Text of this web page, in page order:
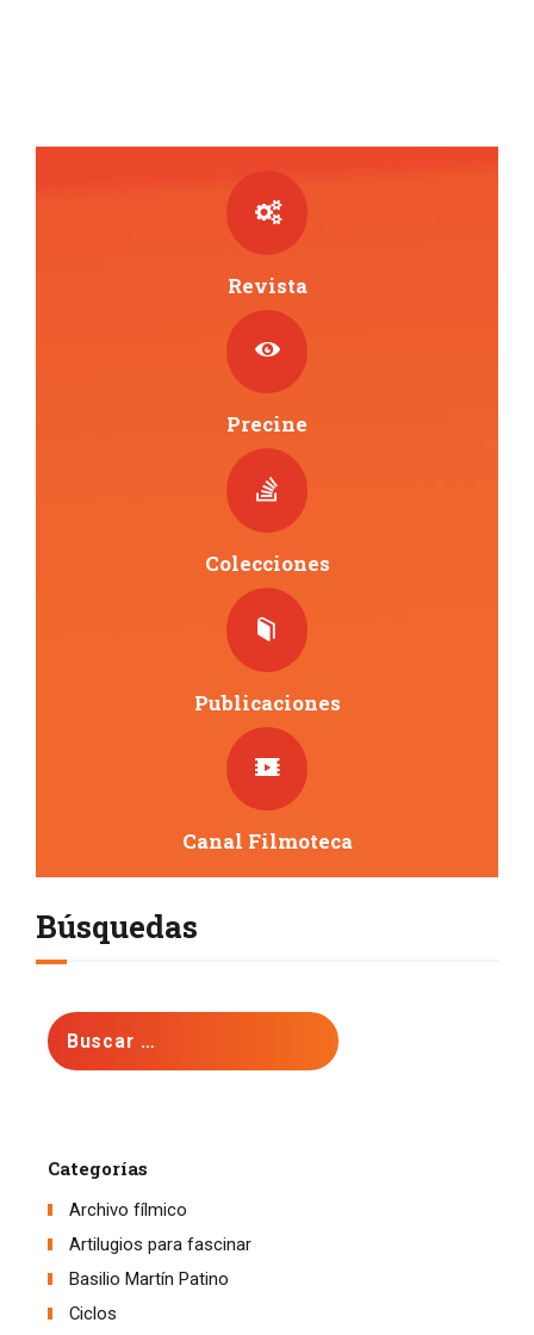
Revista
Precine
Colecciones
Publicaciones
Canal Filmoteca
Búsquedas
Buscar:
Categorías
Archivo fílmico
Artilugios para fascinar
Basilio Martín Patino
Ciclos